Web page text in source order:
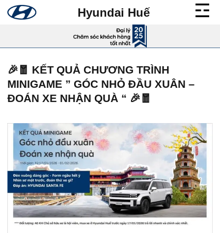
qua
Hyundai Huế
🎉🧧 KẾT QUẢ CHƯƠNG TRÌNH
MINIGAME ” GÓC NHỎ ĐẦU XUÂN –
ĐOÁN XE NHẬN QUÀ “ 🎉🧧